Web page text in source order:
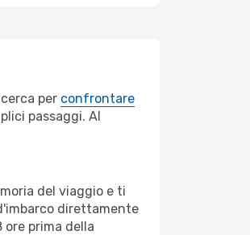
per confrontare
passaggi. Al
del viaggio e ti
direttamente
prima della